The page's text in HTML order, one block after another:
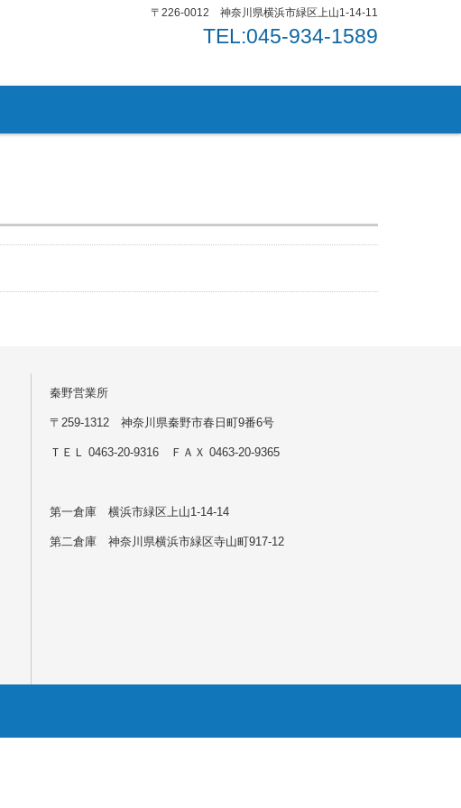
〒226-0012 神奈川県横浜市緑区上山1-14-11
TEL:045-934-1589
秦野営業所
〒259-1312 神奈川県秦野市春日町9番6号
ＴＥＬ 0463-20-9316 ＦＡＸ 0463-20-9365
第一倉庫 横浜市緑区上山1-14-14
第二倉庫 神奈川県横浜市緑区寺山町917-12